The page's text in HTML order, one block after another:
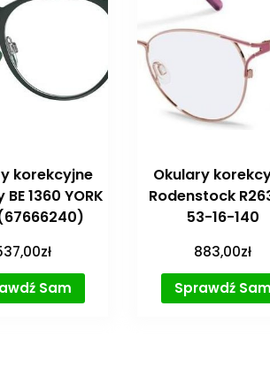
korekcyjne
1360 YORK
zł
Sam
Okulary
Rodenstock
53-16-140
883,00zł
Sprawdź Sam